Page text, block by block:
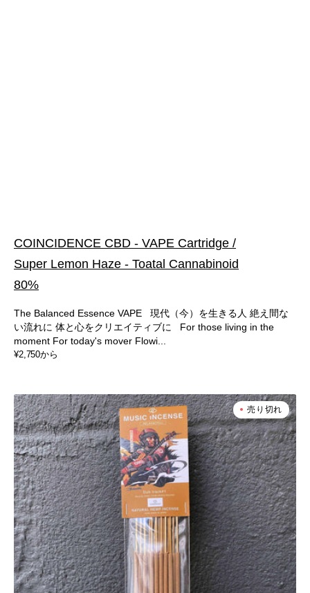
COINCIDENCE CBD - VAPE Cartridge /
Super Lemon Haze - Toatal Cannabinoid
80%
The Balanced Essence VAPE 現代（今）を生きる人 絶え間な
い流れに 体と心をクリエイティブに For those living in the
moment For today's mover Flowi...
通
格
¥2,750から
COINCIDENCE
MUSIC
INCENSE
-
Dub
track
売り切れ